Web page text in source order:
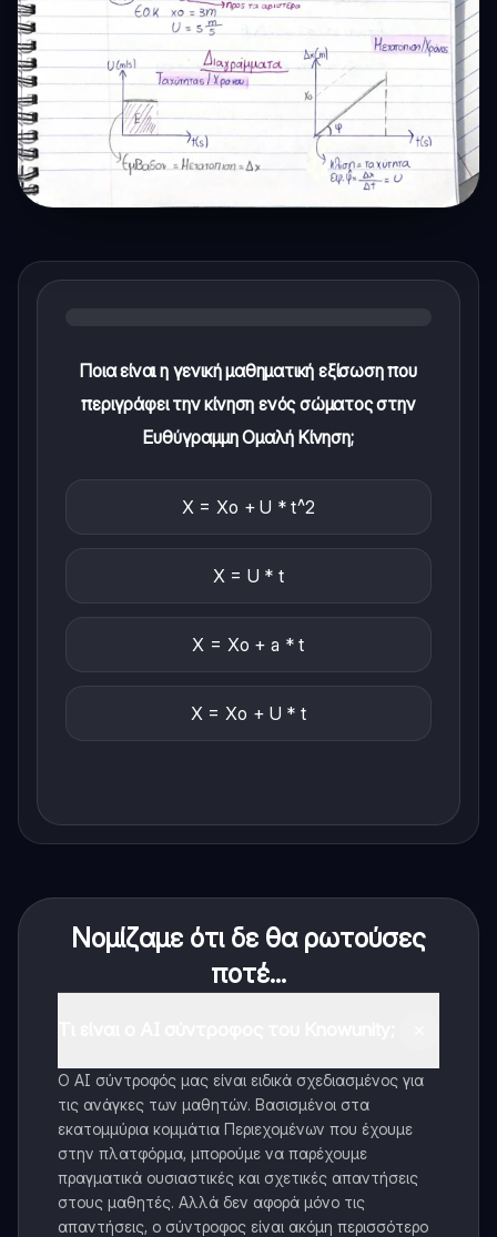
Ποια είναι η γενική μαθηματική εξίσωση που
περιγράφει την κίνηση ενός σώματος στην
Ευθύγραμμη Ομαλή Κίνηση;
X = Xo + U * t^2
X = U * t
X = Xo + a * t
X = Xo + U * t
Νομίζαμε ότι δε θα ρωτούσες
ποτέ...
Ο AI σύντροφός μας είναι ειδικά σχεδιασμένος για
τις ανάγκες των μαθητών. Βασισμένοι στα
εκατομμύρια κομμάτια Περιεχομένων που έχουμε
στην πλατφόρμα, μπορούμε να παρέχουμε
πραγματικά ουσιαστικές και σχετικές απαντήσεις
στους μαθητές. Αλλά δεν αφορά μόνο τις
απαντήσεις, ο σύντροφος είναι ακόμη περισσότερο